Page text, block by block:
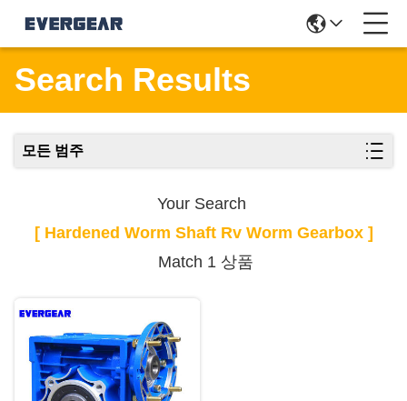
Search Results
모든 범주
Your Search
[ Hardened Worm Shaft Rv Worm Gearbox ]
Match 1 상품